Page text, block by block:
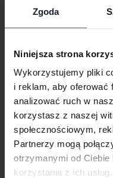
Zgoda
Niniejsza strona
Wykorzystujemy pliki
i reklam, aby oferować
analizować ruch w
korzystasz z naszej
społecznościowym,
Partnerzy mogą
otrzymanymi od
korzystania z ich usług.
Certyfikowany
Volvo V60
D4
2020
86 730 km
Kungälv (Ellesbo)
Wiodąca oferta:
Z finansowaniem